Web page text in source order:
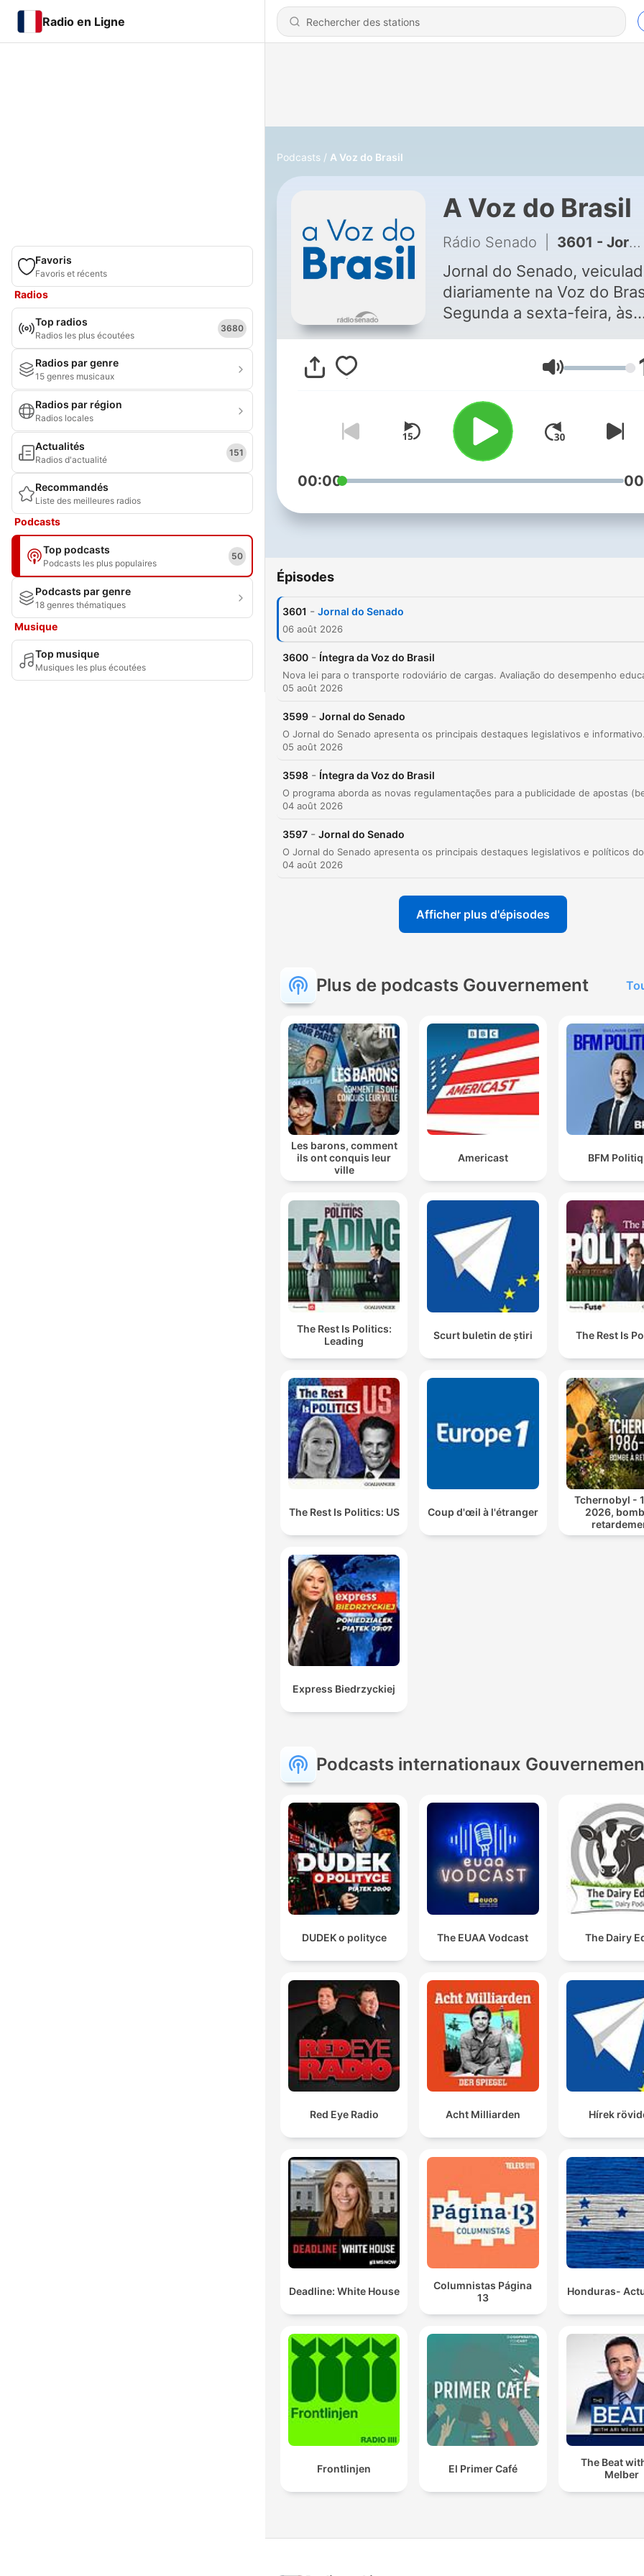
Radio en Ligne
Favoris
Favoris et récents
Radios
Top radios
Radios les plus écoutées
3680
Radios par genre
15 genres musicaux
Radios par région
Radios locales
Actualités
Radios d'actualité
151
Recommandés
Liste des meilleures radios
Podcasts
Top podcasts
Podcasts les plus populaires
50
Podcasts par genre
18 genres thématiques
Musique
Top musique
Musiques les plus écoutées
Podcasts A Voz do Brasil
A Voz do Brasil
Rádio Senado 3601 - Jornal do Senado
Jornal do Senado,
diariamente na Voz do
Segunda a sexta-feira, às
diariamente, de segunda a
Executivo Jornal da Câmara
dos Deputados Jornal do
Volume
00:00
Épisodes
3601 - Jornal do Senado
06 août 2026
3600 - Íntegra da Voz do Brasil
05 août 2026
3599 - Jornal do Senado
O Jornal do Senado apresenta os principais destaques
05 août 2026
3598 - Íntegra da Voz do Brasil
04 août 2026
3597 - Jornal do Senado
04 août 2026
Afficher plus d'épisodes
Plus de podcasts Gouvernement
Les barons, comment
ils ont conquis leur
ville
Americast BFM
The Rest Is Politics:
Leading
Scurt buletin de știri The Rest Is
The Rest Is Politics: US Coup d'œil à l'étranger
Tchernobyl -
2026,
Express Biedrzyckiej
Podcasts internationaux
DUDEK o polityce The EUAA Vodcast The Dairy
Red Eye Radio Acht Milliarden Hírek
Deadline: White House
Columnistas Página
13
Honduras-
Frontlinjen El Primer Café
The Beat
Melber